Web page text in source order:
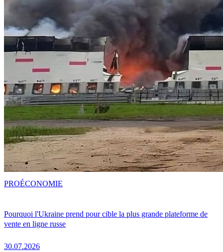
Pourquoi l'Ukraine prend pour cible la plus grande plateforme de
vente en ligne russe
30.07.2026
PROÉCONOMIE